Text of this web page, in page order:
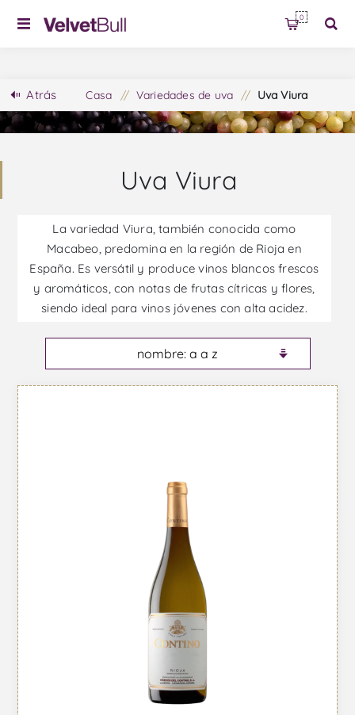
0
Atrás Casa / Variedades de uva / Uva Viura
Uva Viura
La variedad Viura, también conocida como
Macabeo, predomina en la región de Rioja en
España. Es versátil y produce vinos blancos frescos
y aromáticos, con notas de frutas cítricas y flores,
siendo ideal para vinos jóvenes con alta acidez.